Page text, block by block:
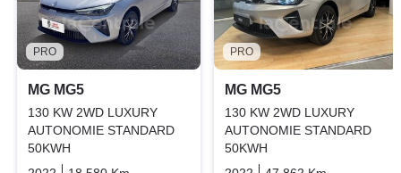
PRO
MG MG5
130 KW 2WD LUXURY
AUTONOMIE STANDARD
50KWH
PRO
MG MG5
130 KW 2WD LUXURY
AUTONOMIE STANDARD
50KWH